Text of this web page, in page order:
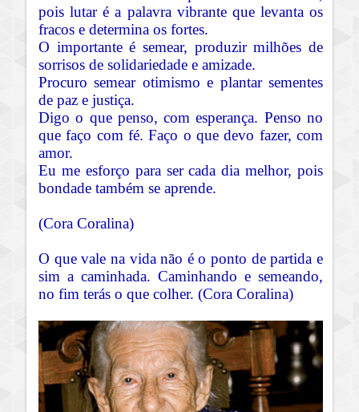
pois lutar é a palavra vibrante que levanta os
fracos e determina os fortes.
O importante é semear, produzir milhões de
sorrisos de solidariedade e amizade.
Procuro semear otimismo e plantar sementes
de paz e justiça.
Digo o que penso, com esperança. Penso no
que faço com fé. Faço o que devo fazer, com
amor.
Eu me esforço para ser cada dia melhor, pois
bondade também se aprende.
(Cora Coralina)
O que vale na vida não é o ponto de partida e
sim a caminhada. Caminhando e semeando,
no fim terás o que colher. (Cora Coralina)